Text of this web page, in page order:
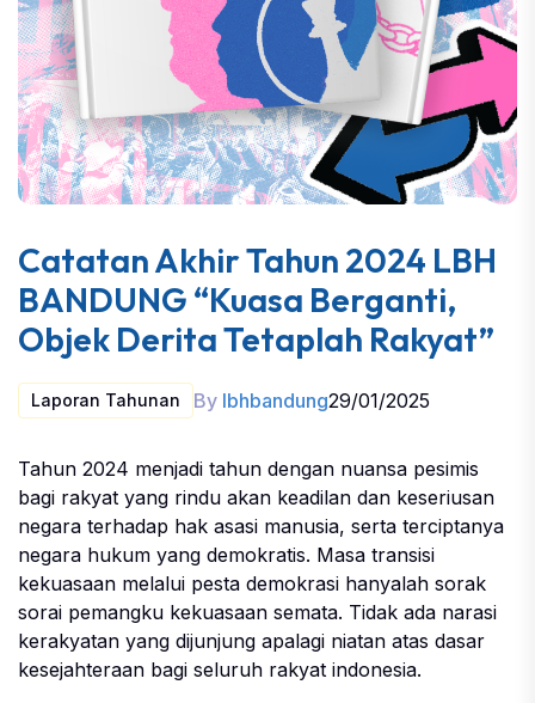
Catatan Akhir Tahun 2024 LBH
BANDUNG “Kuasa Berganti,
Objek Derita Tetaplah Rakyat”
Laporan Tahunan By lbhbandung29/01/2025
Tahun 2024 menjadi tahun dengan nuansa pesimis
bagi rakyat yang rindu akan keadilan dan keseriusan
negara terhadap hak asasi manusia, serta terciptanya
negara hukum yang demokratis. Masa transisi
kekuasaan melalui pesta demokrasi hanyalah sorak
sorai pemangku kekuasaan semata. Tidak ada narasi
kerakyatan yang dijunjung apalagi niatan atas dasar
kesejahteraan bagi seluruh rakyat indonesia.